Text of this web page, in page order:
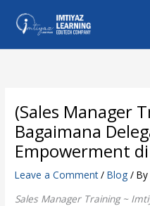
content
(Sales Manager
Bagaimana
Empowerment
Leave a Comment /Blog /
Sales Manager Training ~